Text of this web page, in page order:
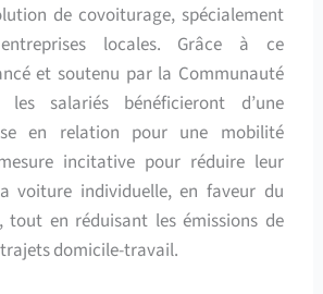
de covoiturage, spécialement
locales. Grâce à ce
et soutenu par la Communauté
les salariés bénéficieront d’une
en relation pour une mobilité
incitative pour réduire leur
voiture individuelle, en faveur du
tout en réduisant les émissions de
trajets domicile-travail.